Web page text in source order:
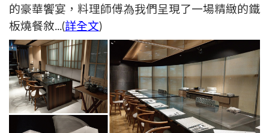
的豪華饗宴，料理師傅為我們呈現了一場精緻的鐵
板燒餐敘...(詳全文)